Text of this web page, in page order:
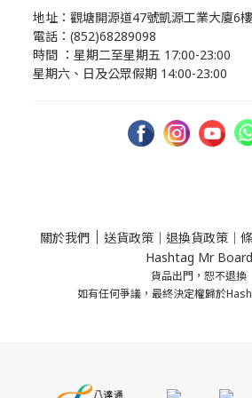
地址：觀塘開源道47號凱源工業大廈6
電話：(852)68289098
時間 ：星期二至星期五 17:00-23:00
星期六、日及公眾假期 14:00-23:00
關於我們 送貨政策 ｜ 退換貨政策 ｜
Hashtag Mr Board
貨品出門，恕不退換
如有任何爭議，最終決定權歸於